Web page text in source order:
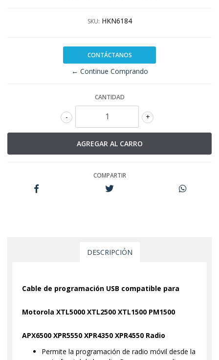
SKU: HKN6184
CONTÁCTANOS
← Continue Comprando
CANTIDAD
+
-
COMPARTIR
DESCRIPCIÓN
Cable de programación USB compatible para
Motorola XTL5000 XTL2500 XTL1500 PM1500
APX6500 XPR5550 XPR4350 XPR4550 Radio
Permite la programación de radio móvil desde la